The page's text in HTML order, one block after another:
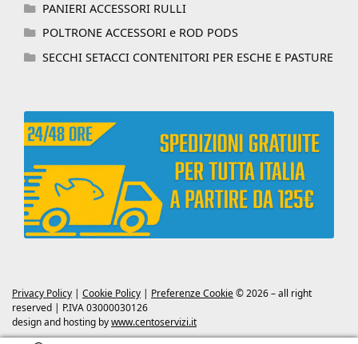
PANIERI ACCESSORI RULLI
POLTRONE ACCESSORI e ROD PODS
SECCHI SETACCI CONTENITORI PER ESCHE E PASTURE
Privacy Policy Cookie Policy Preferenze Cookie© 2026 – all right
reserved | P.IVA 03000030126
design and hosting bywww.centoservizi.it